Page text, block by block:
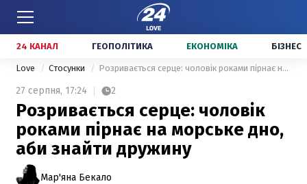
24 КАНАЛ ГЕОПОЛІТИКА ЕКОНОМІКА БІЗНЕС
Love Стосунки Розривається серце: чоловік роками пірнає на морське дно, аби знайти дружину
27 серпня, 17:24 2
Розривається серце: чоловік
роками пірнає на морське дно,
аби знайти дружину
Мар'яна Бекало